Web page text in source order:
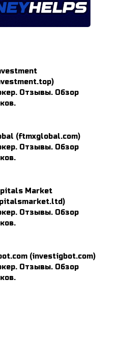
Отзывы. Обзор
(ftmxglobal.com)
Отзывы. Обзор
Market
Отзывы. Обзор
(investigbot.com)
Отзывы. Обзор